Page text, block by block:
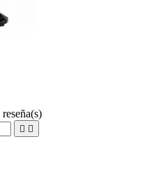
reseña(s)
 